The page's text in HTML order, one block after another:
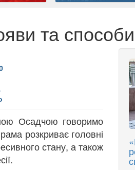
та
Осадчою говоримо
розкриває головні
стану, а також